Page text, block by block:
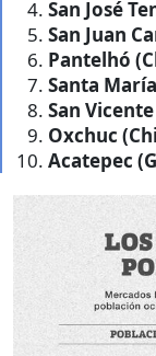
San José
San Juan
Pantelhó
Santa
San
Oxchuc
Acatepec